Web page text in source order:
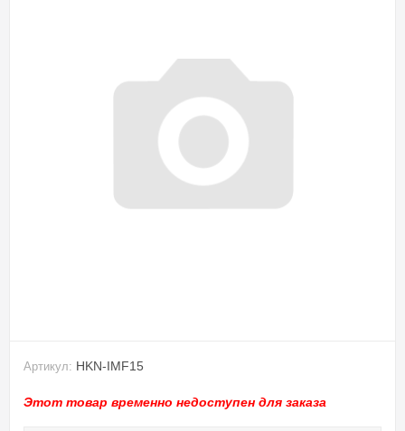
Артикул: HKN-IMF15
Этот товар временно недоступен для заказа